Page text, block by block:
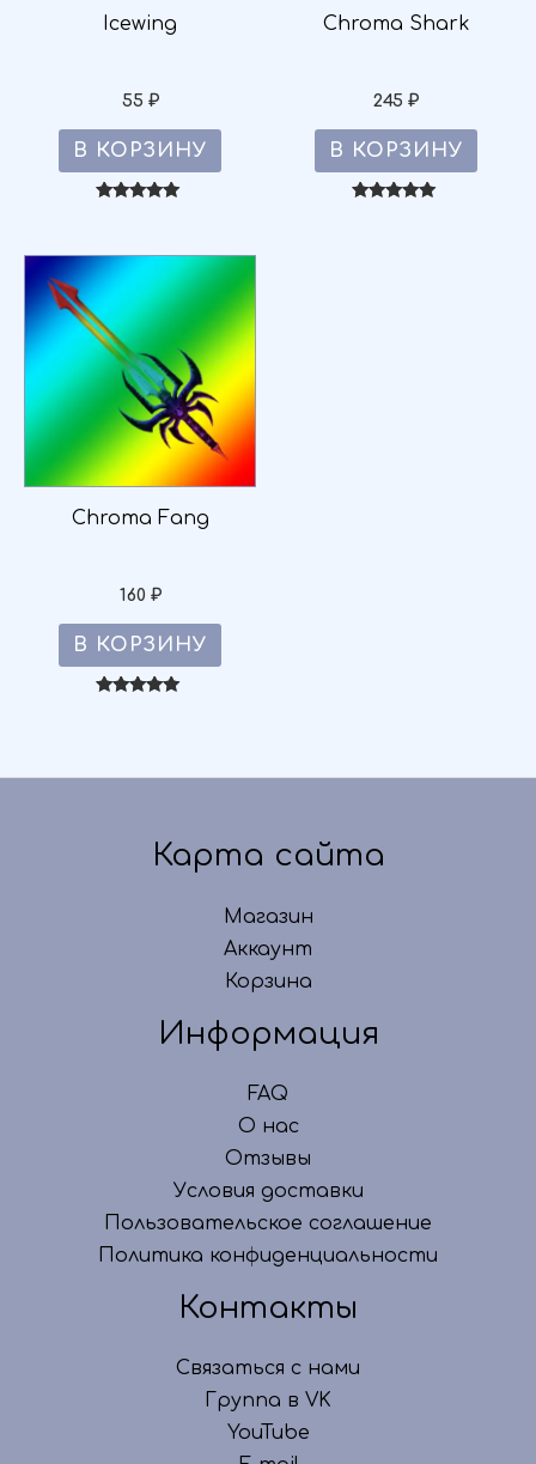
Icewing
55 ₽
В КОРЗИНУ
Chroma Shark
245 ₽
В КОРЗИНУ
Chroma Fang
160 ₽
В КОРЗИНУ
Карта сайта
Магазин
Аккаунт
Корзина
Информация
FAQ
О нас
Отзывы
Условия доставки
Пользовательское соглашение
Политика конфиденциальности
Контакты
Связаться с нами
Группа в VK
YouTube